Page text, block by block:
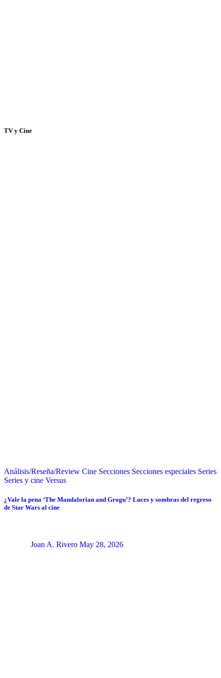
TV y Cine
Análisis/Reseña/Review Cine Secciones Secciones especiales Series
Series y cine Versus
¿Vale la pena ‘The Mandalorian and Grogu’? Luces y sombras del regreso
de Star Wars al cine
Joan A. Rivero May 28, 2026